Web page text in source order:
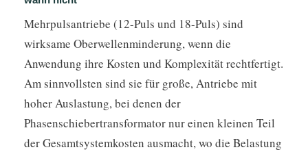
Mehrpulsantriebe (12-Puls und 18-Puls) sind
wirksame Oberwellenminderung, wenn die
Anwendung ihre Kosten und Komplexität rechtfertigt.
Am sinnvollsten sind sie für große, Antriebe mit
hoher Auslastung, bei denen der
Phasenschiebertransformator nur einen kleinen Teil
der Gesamtsystemkosten ausmacht, wo die Belastung